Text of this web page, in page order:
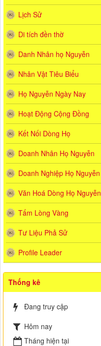
Lịch Sử
Di tích đền thờ
Danh Nhân họ Nguyễn
Nhân Vật Tiêu Biểu
Họ Nguyễn Ngày Nay
Hoạt Động Cộng Đồng
Kết Nối Dòng Họ
Doanh Nhân Họ Nguyễn
Doanh Nghiệp Họ Nguyễn
Văn Hoá Dòng Họ Nguyễn
Tấm Lòng Vàng
Tư Liệu Phả Sử
Profile Leader
Thống kê
Đang truy cập
Hôm nay
Tháng hiện tại